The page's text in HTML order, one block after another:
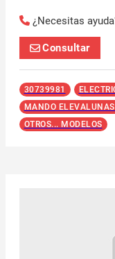
¿Necesitas
Consultar
30739981
MANDO
OTROS... MODELOS